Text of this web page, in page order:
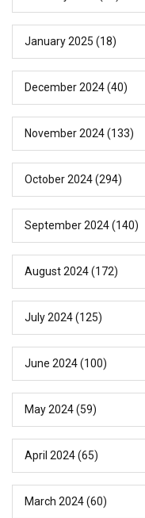
January 2025 (18)
December 2024(40)
November 2024(133)
October 2024(294)
September 2024(140)
August 2024(172)
July 2024(125)
June 2024(100)
May 2024(59)
April 2024(65)
March 2024(60)